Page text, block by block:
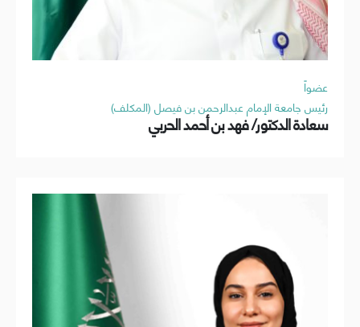
عضواً
رئيس جامعة الإمام عبدالرحمن بن فيصل (المكلف)
سعادة الدكتور/ فهد بن أحمد الحربي